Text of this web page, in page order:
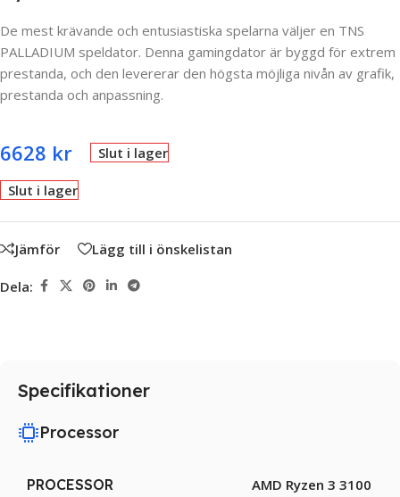
De mest krävande och entusiastiska spelarna väljer en TNS
PALLADIUM speldator. Denna gamingdator är byggd för extrem
prestanda, och den levererar den högsta möjliga nivån av grafik,
prestanda och anpassning.
6628 kr Slut i lager
Slut i lager
Jämför Lägg till i önskelistan
Dela:
Specifikationer
Processor
PROCESSOR AMD Ryzen 3 3100